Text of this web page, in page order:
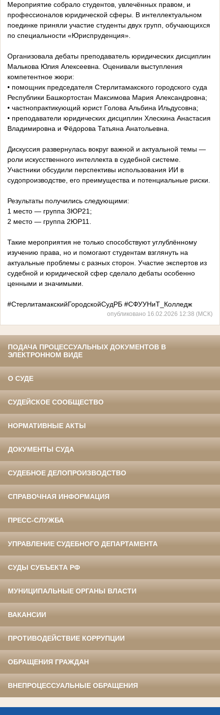
Мероприятие собрало студентов, увлечённых правом, и
профессионалов юридической сферы. В интеллектуальном
поединке приняли участие студенты двух групп, обучающихся
по специальности «Юриспруденция».
Организовала дебаты преподаватель юридических дисциплин
Малькова Юлия Алексеевна. Оценивали выступления
компетентное жюри:
• помощник председателя Стерлитамакского городского суда
Республики Башкортостан Максимова Мария Александровна;
• частнопрактикующий юрист Голова Альбина Ильдусовна;
• преподаватели юридических дисциплин Хлескина Анастасия
Владимировна и Фёдорова Татьяна Анатольевна.
Дискуссия развернулась вокруг важной и актуальной темы —
роли искусственного интеллекта в судебной системе.
Участники обсудили перспективы использования ИИ в
судопроизводстве, его преимущества и потенциальные риски.
Результаты получились следующими:
1 место — группа 3ЮР21;
2 место — группа 2ЮР11.
Такие мероприятия не только способствуют углублённому
изучению права, но и помогают студентам взглянуть на
актуальные проблемы с разных сторон. Участие экспертов из
судебной и юридической сфер сделало дебаты особенно
ценными и значимыми.
#СтерлитамакскийГородскойСудРБ #СФУУНиТ_Колледж
опубликовано 16.02.2026 12:38 (МСК)
ПОДАЧА ПРОЦЕССУАЛЬНЫХ ДОКУМЕНТОВ В
ЭЛЕКТРОННОМ ВИДЕ
О СУДЕ
СУДЕЙСКОЕ СООБЩЕСТВО
НОРМАТИВНЫЕ АКТЫ
ДОКУМЕНТЫ СУДА
СУДЕБНОЕ ДЕЛОПРОИЗВОДСТВО
СПРАВОЧНАЯ ИНФОРМАЦИЯ
ПРЕСС-СЛУЖБА
УПРАВЛЕНИЕ СУДЕБНОГО ДЕПАРТАМЕНТА
СУДЫ СУБЪЕКТА РФ
МУНИЦИПАЛЬНЫЕ ОРГАНЫ ВЛАСТИ
ВАКАНСИИ
ПРОТИВОДЕЙСТВИЕ КОРРУПЦИИ
ОБРАЩЕНИЯ ГРАЖДАН
ВНЕПРОЦЕССУАЛЬНЫЕ ОБРАЩЕНИЯ